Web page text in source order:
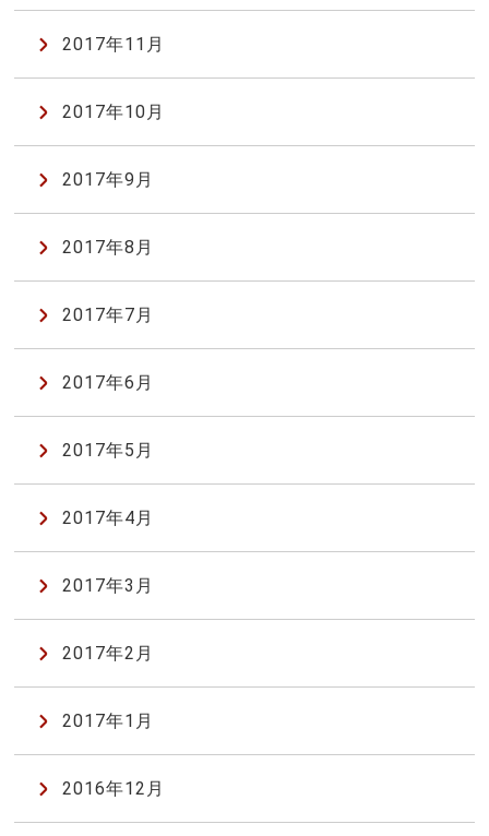
2017年11月
2017年10月
2017年9月
2017年8月
2017年7月
2017年6月
2017年5月
2017年4月
2017年3月
2017年2月
2017年1月
2016年12月